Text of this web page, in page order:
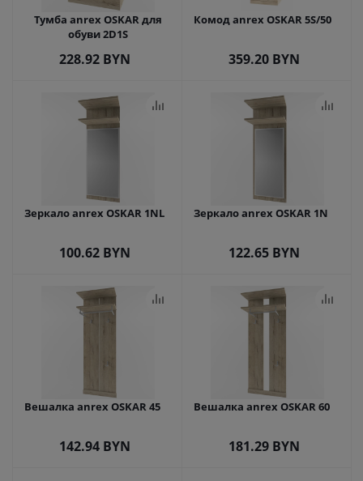
Тумба anrex OSKAR для
обуви 2D1S
228.92 BYN
Комод anrex OSKAR 5S/50
359.20 BYN
Зеркало anrex OSKAR 1NL
100.62 BYN
Зеркало anrex OSKAR 1N
122.65 BYN
Вешалка anrex OSKAR 45
142.94 BYN
Вешалка anrex OSKAR 60
181.29 BYN